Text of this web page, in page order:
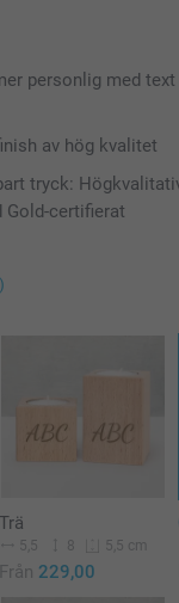
personlig med
av hög kvalitet
tryck:
Gold-certifierat
Trä
5,5 8 5,5 cm
Från 229,00